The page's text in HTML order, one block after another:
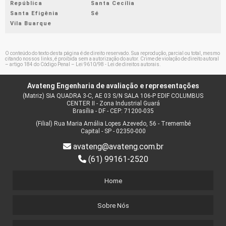
AVALIAÇÃO IMOBILIÁRIA PREÇO
AVALIAÇÃO IMOBILIÁRIA VALOR
AVALIAÇÕES IMOBILIÁRIAS
CANAL DE DRENAGEM PLUVIAL
CANAL DRENAGEM POLIPROPILENO
EMPRESA AVALIAÇÃO IMOBILIÁRIA
EMPRESA DE AVALIAÇÃO DE BENS
EMPRESA DE ESTUDO DE VIABILIDADE
EMPRESAS QUE FAZEM ESTUDO DE VIABILIDADE
República
Santa Cecília
Santa Efigênia
Sé
Vila Buarque
O conteúdo do texto desta página é de direito reservado. Sua reprodução, parcial ou total, mesmo
citando nossos links, é proibida sem a autorização do autor. Crime de violação de direito autoral
– artigo 184 do Código Penal –
Lei 9610/98 - Lei de direitos autorais
Avateng Engenharia de avaliação e representações
(Matriz) SIA QUADRA 3-C, AE 03 S/N SALA 106-P EDIF COLUMBUS
CENTER II - Zona Industrial Guará
Brasília - DF - CEP: 71200-035
(Filial) Rua Maria Amália Lopes Azevedo, 56 - Tremembé
Capital - SP - 02350-000
avateng@avateng.com.br
(61) 99161-2520
Home
Sobre Nós